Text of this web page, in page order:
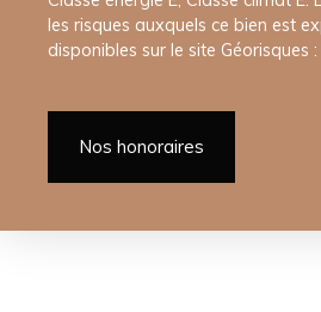
les risques auxquels ce bien est
disponibles sur le site Géorisques
Nos honoraires